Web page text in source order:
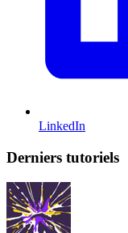
LinkedIn
Derniers tutoriels